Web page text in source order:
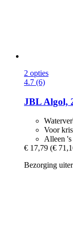
2 opties
4.7 (6)
JBL Algol,
Voor
Alleen 's
€ 17,79 (€
Bezorging